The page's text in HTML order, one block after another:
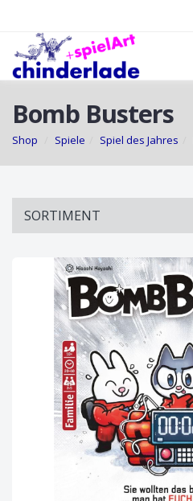
Bomb Busters
Shop Spiele Spiel des Jahres
SORTIMENT